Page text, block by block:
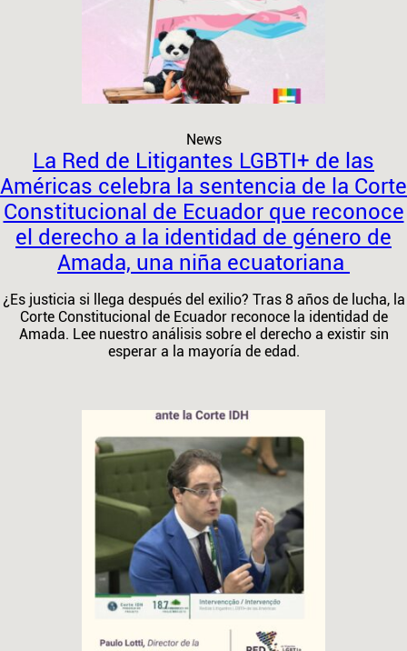
News
La Red de Litigantes LGBTI+ de las
Américas celebra la sentencia de la Corte
Constitucional de Ecuador que reconoce
el derecho a la identidad de género de
Amada, una niña ecuatoriana ​
¿Es justicia si llega después del exilio? Tras 8 años de lucha, la
Corte Constitucional de Ecuador reconoce la identidad de
Amada. Lee nuestro análisis sobre el derecho a existir sin
esperar a la mayoría de edad.